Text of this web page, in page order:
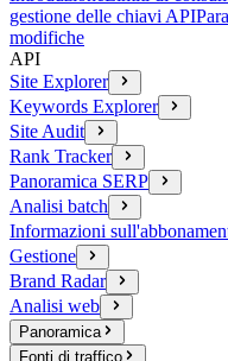
gestione delle chiavi API
modifiche
API
Site Explorer
Keywords Explorer
Site Audit
Rank Tracker
Panoramica SERP
Analisi batch
Informazioni
Gestione
Brand Radar
Analisi web
Panoramica
Fonti di traffico